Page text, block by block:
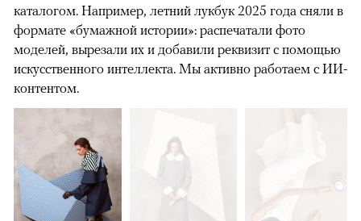
каталогом. Например, летний лукбук 2025 года сняли в
формате «бумажной истории»: распечатали фото
моделей, вырезали их и добавили реквизит с помощью
искусственного интеллекта. Мы активно работаем с ИИ-
контентом.